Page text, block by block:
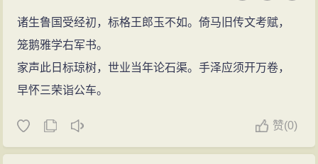
诸生鲁国受经初，标格王郎玉不如。倚马旧传文考赋，
笼鹅雅学右军书。
家声此日标琼树，世业当年论石渠。手泽应须开万卷，
早怀三荣诣公车。
赞(0)